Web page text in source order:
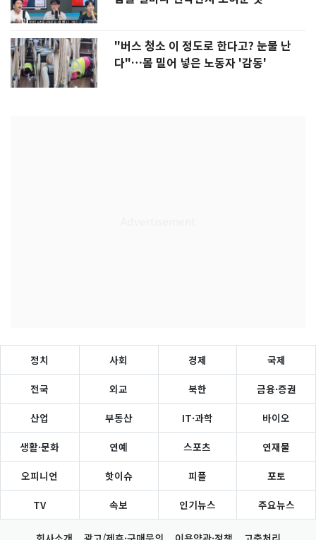
"버스 청소 이 정도로 한다고? 눈물 난
다"…몸 밀어 넣은 노동자 '감동'
정치 사회 경제 국제
전국 외교 북한 금융·증권
산업 부동산 IT·과학 바이오
생활·문화 연예 스포츠 연재물
오피니언 핫이슈 피플 포토
TV 속보 인기뉴스 주요뉴스